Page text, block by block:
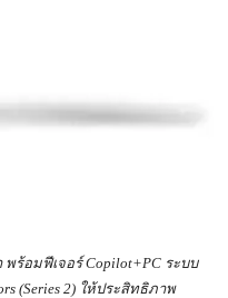
พร้อมฟีเจอร์ Copilot+PC ระบบ
(Series 2) ให้ประสิทธิภาพ